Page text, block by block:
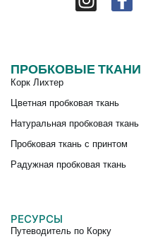
ПРОБКОВЫЕ ТКАНИ
Корк Лихтер
Цветная пробковая ткань
Натуральная пробковая ткань
Пробковая ткань с принтом
Радужная пробковая ткань
РЕСУРСЫ
Путеводитель по Корку